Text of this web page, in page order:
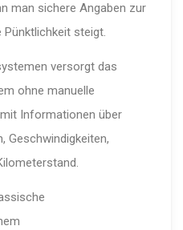
man sichere Angaben zur
steigt.
versorgt das
ohne manuelle
Informationen über
Geschwindigkeiten,